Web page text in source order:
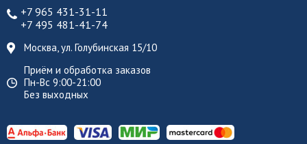
+7 965 431-31-11
+7 495 481-41-74
Москва, ул. Голубинская 15/10
Приём и обработка заказов
Пн-Вс 9:00-21:00
Без выходных